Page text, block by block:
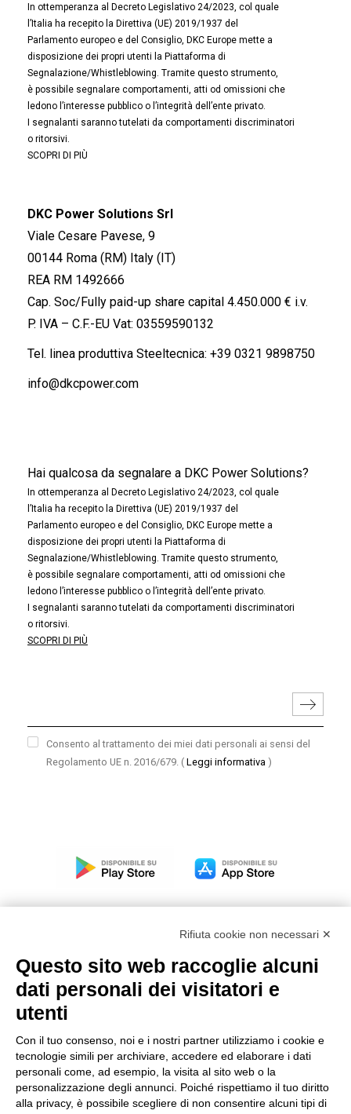
In ottemperanza al Decreto Legislativo 24/2023, col quale
l’Italia ha recepito la Direttiva (UE) 2019/1937 del
Parlamento europeo e del Consiglio, DKC Europe mette a
disposizione dei propri utenti la Piattaforma di
Segnalazione/Whistleblowing. Tramite questo strumento,
è possibile segnalare comportamenti, atti od omissioni che
ledono l’interesse pubblico o l’integrità dell’ente privato.
I segnalanti saranno tutelati da comportamenti discriminatori
o ritorsivi.
SCOPRI DI PIÙ
DKC Power Solutions Srl
Viale Cesare Pavese, 9
00144 Roma (RM) Italy (IT)
REA RM 1492666
Cap. Soc/Fully paid-up share capital 4.450.000 € i.v.
P. IVA – C.F.-EU Vat: 03559590132
Tel. linea produttiva Steeltecnica: +39 0321 9898750
info@dkcpower.com
Hai qualcosa da segnalare a DKC Power Solutions?
In ottemperanza al Decreto Legislativo 24/2023, col quale
l’Italia ha recepito la Direttiva (UE) 2019/1937 del
Parlamento europeo e del Consiglio, DKC Europe mette a
disposizione dei propri utenti la Piattaforma di
Segnalazione/Whistleblowing. Tramite questo strumento,
è possibile segnalare comportamenti, atti od omissioni che
ledono l’interesse pubblico o l’integrità dell’ente privato.
I segnalanti saranno tutelati da comportamenti discriminatori
o ritorsivi.
SCOPRI DI PIÙ
Consento al trattamento dei miei dati personali ai sensi del
Regolamento UE n. 2016/679. ( Leggi informativa )
Modello organizzativo, gestione e controllo – D. lgs.
231/2001
Condizioni generali di vendita DKC Power Solutions
Condizioni generali di acquisto
Codice etico
Rifiuta cookie non necessari ✕
Questo sito web raccoglie alcuni
dati personali dei visitatori e
utenti
Con il tuo consenso, noi e i nostri partner utilizziamo i cookie e
tecnologie simili per archiviare, accedere ed elaborare i dati
personali come, ad esempio, la visita al sito web o la
personalizzazione degli annunci. Poiché rispettiamo il tuo diritto
alla privacy, è possibile scegliere di non consentire alcuni tipi di